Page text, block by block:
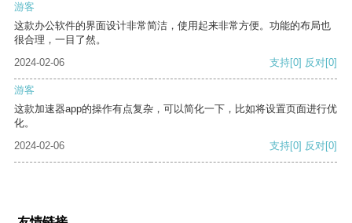
游客
这款办公软件的界面设计非常简洁，使用起来非常方便。功能的布局也
很合理，一目了然。
2024-02-06
支持[0] 反对[0]
游客
这款加速器app的操作有点复杂，可以简化一下，比如将设置页面进行优
化。
2024-02-06
支持[0] 反对[0]